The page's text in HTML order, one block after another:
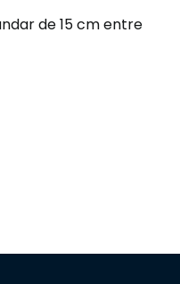
de 15 cm entre